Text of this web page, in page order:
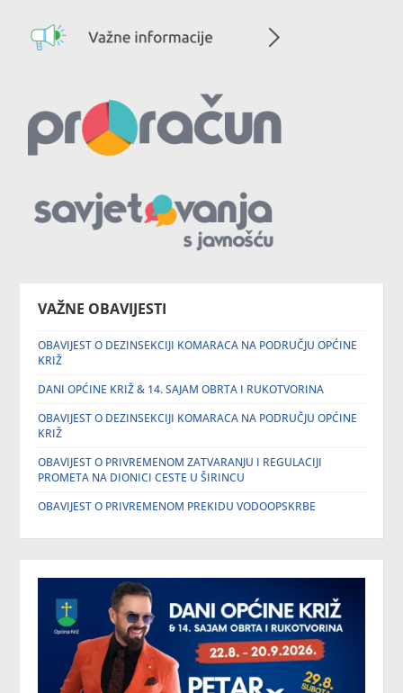
VAŽNE OBAVIJESTI
OBAVIJEST O DEZINSEKCIJI KOMARACA NA PODRUČJU OPĆINE
KRIŽ
DANI OPĆINE KRIŽ & 14. SAJAM OBRTA I RUKOTVORINA
OBAVIJEST O DEZINSEKCIJI KOMARACA NA PODRUČJU OPĆINE
KRIŽ
OBAVIJEST O PRIVREMENOM ZATVARANJU I REGULACIJI
PROMETA NA DIONICI CESTE U ŠIRINCU
OBAVIJEST O PRIVREMENOM PREKIDU VODOOPSKRBE